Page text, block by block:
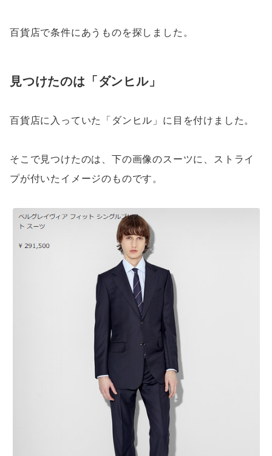
百貨店で条件にあうものを探しました。
見つけたのは「ダンヒル」
百貨店に入っていた「ダンヒル」に目を付けました。
そこで見つけたのは、下の画像のスーツに、ストライ
プが付いたイメージのものです。